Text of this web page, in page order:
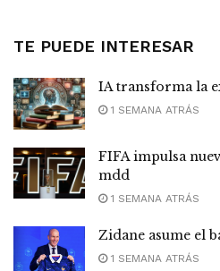
TE PUEDE INTERESAR
IA transforma la
1 SEMANA ATRÁS
FIFA impulsa
mdd
1 SEMANA ATRÁS
Zidane asume el
1 SEMANA ATRÁS